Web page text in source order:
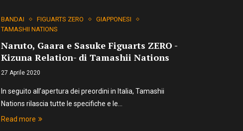
BANDAI FIGUARTS ZERO
GIAPPONESI
TAMASHII NATIONS
Naruto, Gaara e Sasuke Figuarts ZERO -
Kizuna Relation- di Tamashii Nations
27 Aprile 2020
In seguito all’apertura dei preordini in Italia, Tamashii
Nations rilascia tutte le specifiche e le…
Read more